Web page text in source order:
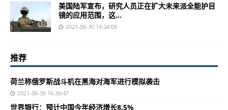
美国陆军宣布，研究人员正在扩大未来派全能护目
镜的应用范围，这...
2021-06-30 14:24:08
推荐
荷兰称俄罗斯战斗机在黑海对海军进行模拟袭击
2021-06-30 16:30:47
世界银行：预计中国今年经济增长8.5%